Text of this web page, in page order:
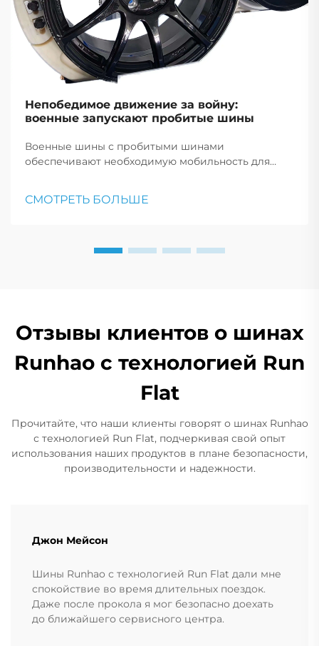
Непобедимое движение за войну:
военные запускают пробитые шины
Военные шины с пробитыми шинами
обеспечивают необходимую мобильность для
что имеет решающее значение для тактических
СМОТРЕТЬ БОЛЬШЕ
Отзывы клиентов о шинах
Runhao с технологией Run
Flat
Прочитайте, что наши клиенты говорят о шинах Runhao
с технологией Run Flat, подчеркивая свой опыт
использования наших продуктов в плане безопасности,
производительности и надежности.
Джон Мейсон
Шины Runhao с технологией Run Flat дали мне
спокойствие во время длительных поездок.
Даже после прокола я мог безопасно доехать
до ближайшего сервисного центра.